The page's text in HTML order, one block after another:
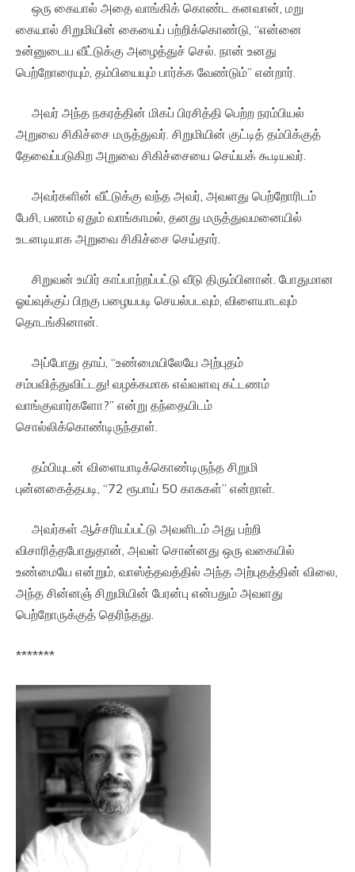
ஒரு கையால் அதை வாங்கிக் கொண்ட கனவான், மறு
கையால் சிறுமியின் கையைப் பற்றிக்கொண்டு, “என்னை
உன்னுடைய வீட்டுக்கு அழைத்துச் செல். நான் உனது
பெற்றோரையும், தம்பியையும் பார்க்க வேண்டும்” என்றார்.
அவர் அந்த நகரத்தின் மிகப் பிரசித்தி பெற்ற நரம்பியல்
அறுவை சிகிச்சை மருத்துவர். சிறுமியின் குட்டித் தம்பிக்குத்
தேவைப்படுகிற அறுவை சிகிச்சையை செய்யக் கூடியவர்.
அவர்களின் வீட்டுக்கு வந்த அவர், அவளது பெற்றோரிடம்
பேசி, பணம் ஏதும் வாங்காமல், தனது மருத்துவமனையில்
உடனடியாக அறுவை சிகிச்சை செய்தார்.
சிறுவன் உயிர் காப்பாற்றப்பட்டு வீடு திரும்பினான். போதுமான
ஓய்வுக்குப் பிறகு பழையபடி செயல்படவும், விளையாடவும்
தொடங்கினான்.
அப்போது தாய், “உண்மையிலேயே அற்புதம்
சம்பவித்துவிட்டது! வழக்கமாக எவ்வளவு கட்டணம்
வாங்குவார்களோ?” என்று தந்தையிடம்
சொல்லிக்கொண்டிருந்தாள்.
தம்பியுடன் விளையாடிக்கொண்டிருந்த சிறுமி
புன்னகைத்தபடி, “72 ரூபாய் 50 காசுகள்” என்றாள்.
அவர்கள் ஆச்சரியப்பட்டு அவளிடம் அது பற்றி
விசாரித்தபோதுதான், அவள் சொன்னது ஒரு வகையில்
உண்மையே என்றும், வாஸ்த்தவத்தில் அந்த அற்புதத்தின் விலை,
அந்த சின்னஞ் சிறுமியின் பேரன்பு என்பதும் அவளது
பெற்றோருக்குத் தெரிந்தது.
*******